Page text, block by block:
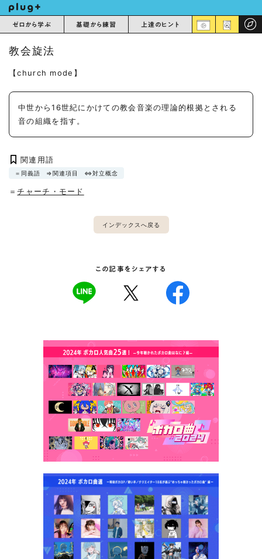
ゼロから学ぶ 基礎から練習 上達のヒント
教会旋法
【church mode】
中世から16世紀にかけての教会音楽の理論的根拠とされる
音の組織を指す。
関連用語
＝同義語 ⇒関連項目 ⇔対立概念
＝チャーチ・モード
インデックスへ戻る
この記事をシェアする